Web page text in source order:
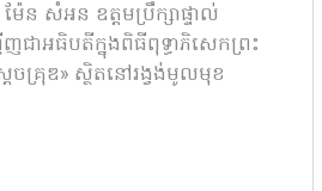
ែន សំអន ឧត្តមប្រឹក្សាផ្ទាល់
ជាអធិបតីក្នុងពិធីពុទ្ធាភិសេកព្រះ
េចគ្រុឌ» ស្ថិតនៅរង្វង់មូល​មុខ​